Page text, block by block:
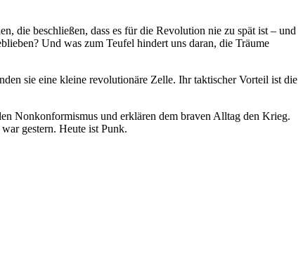
die beschließen, dass es für die Revolution nie zu spät ist – und
Und was zum Teufel hindert uns daran, die Träume
sie eine kleine revolutionäre Zelle. Ihr taktischer Vorteil ist die
Nonkonformismus und erklären dem braven Alltag den Krieg.
gestern. Heute ist Punk.